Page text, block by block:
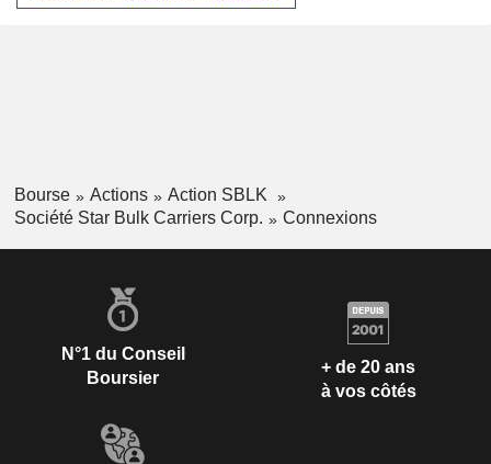
Bourse Actions
Action SBLK
Société Star Bulk Carriers Corp.
Connexions
N°1 du Conseil
Boursier
+ de 20 ans
à vos côtés